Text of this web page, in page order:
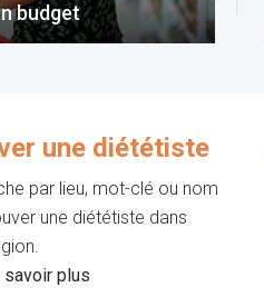
budget
une diététiste
par lieu, mot-clé ou nom
une diététiste dans
savoir plus